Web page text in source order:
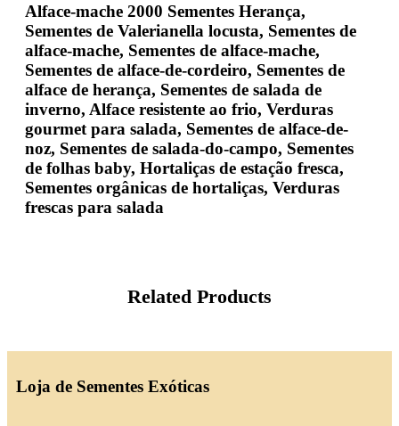
Alface-mache 2000 Sementes Herança,
Sementes de Valerianella locusta, Sementes de
alface-mache, Sementes de alface-mache,
Sementes de alface-de-cordeiro, Sementes de
alface de herança, Sementes de salada de
inverno, Alface resistente ao frio, Verduras
gourmet para salada, Sementes de alface-de-
noz, Sementes de salada-do-campo, Sementes
de folhas baby, Hortaliças de estação fresca,
Sementes orgânicas de hortaliças, Verduras
frescas para salada
Related Products
Loja de Sementes Exóticas